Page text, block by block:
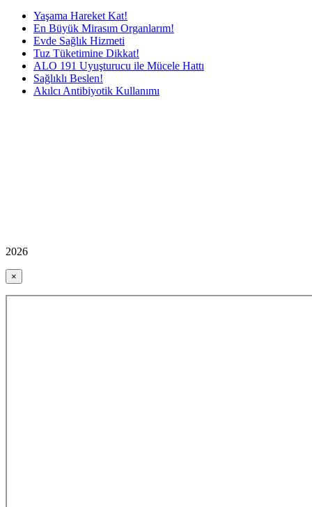
Yaşama Hareket Kat!
En Büyük Mirasım Organlarım!
Evde Sağlık Hizmeti
Tuz Tüketimine Dikkat!
ALO 191 Uyuşturucu ile Mücele Hattı
Sağlıklı Beslen!
Akılcı Antibiyotik Kullanımı
2026
×